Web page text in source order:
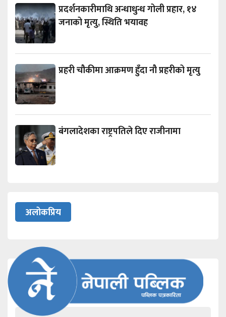
प्रदर्शनकारीमाथि अन्धाधुन्ध गोली प्रहार, १४
जनाको मृत्यु, स्थिति भयावह
प्रहरी चौकीमा आक्रमण हुँदा नौ प्रहरीको मृत्यु
बंगलादेशका राष्ट्रपतिले दिए राजीनामा
अलोकप्रिय